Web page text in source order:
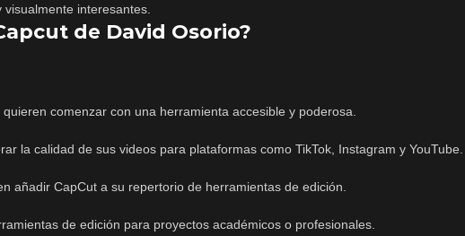
interesantes.
de David Osorio?
comenzar con una herramienta accesible y poderosa.
la calidad de sus videos para plataformas como TikTok, Instagram y YouTube.
añadir CapCut a su repertorio de herramientas de edición.
de edición para proyectos académicos o profesionales.